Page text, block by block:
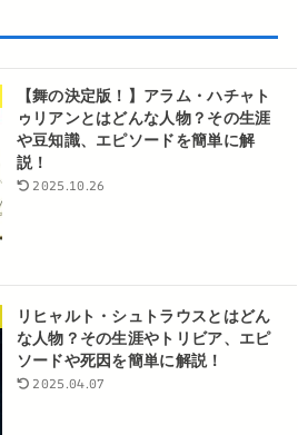
【舞の決定版！】アラム・ハチャト
ゥリアンとはどんな人物？その生涯
や豆知識、エピソードを簡単に解
説！
2025.10.26
リヒャルト・シュトラウスとはどん
な人物？その生涯やトリビア、エピ
ソードや死因を簡単に解説！
2025.04.07